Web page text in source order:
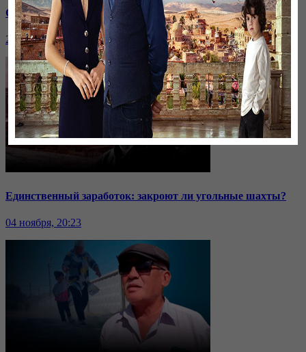
Саммит ОДКБ: под вопросом эффективность организации
24 ноября, 20:43
Единственный заработок: закроют ли угольные шахты?
04 ноября, 20:23